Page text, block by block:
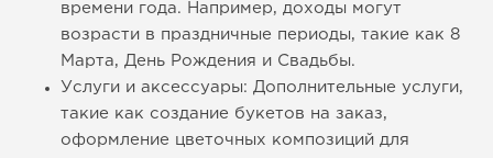
времени года. Например, доходы могут
возрасти в праздничные периоды, такие как 8
Марта, День Рождения и Свадьбы.
Услуги и аксессуары: Дополнительные услуги,
такие как создание букетов на заказ,
оформление цветочных композиций для